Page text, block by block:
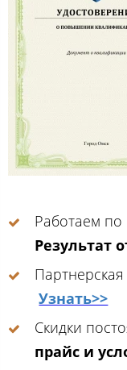
Работаем
Результат
Узнать>>
Скидки
прайс и